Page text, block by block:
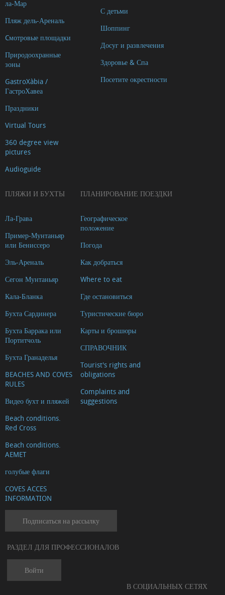
ла-Мар
Пляж дель-Ареналь
Cмотровые площадки
Природоохранные
зоны
GastroXàbia /
ГастроХавеа
Праздники
Virtual Tours
360 degree view
pictures
Audioguide
С детьми
Шоппинг
Досуг и развлечения
Здоровье & Спа
Посетите окрестности
ПЛЯЖИ И БУХТЫ
Ла-Грава
Пример-Мунтаньяр
или Бениссеро
Эль-Ареналь
Сегон Мунтаньяр
Кала-Бланка
Бухта Сардинера
Бухта Баррака или
Портитчоль
Бухта Гранаделья
BEACHES AND COVES
RULES
Видео бухт и пляжей
Beach conditions.
Red Cross
Beach conditions.
AEMET
голубые флаги
COVES ACCES
INFORMATION
ПЛАНИРОВАНИЕ ПОЕЗДКИ
Географическое
положение
Погода
Как добраться
Where to eat
Где остановиться
Туристические бюро
Карты и брошюры
СПРАВОЧНИК
Tourist's rights and
obligations
Complaints and
suggestions
Подписаться на рассылку
РАЗДЕЛ ДЛЯ ПРОФЕССИОНАЛОВ
Войти
В СОЦИАЛЬНЫХ СЕТЯХ